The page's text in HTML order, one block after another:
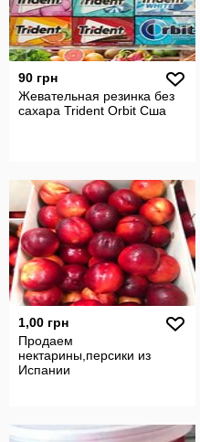
90 грн
Жевательная резинка без
сахара Trident Orbit Сша
1,00 грн
Продаем
нектарины,персики из
Испании